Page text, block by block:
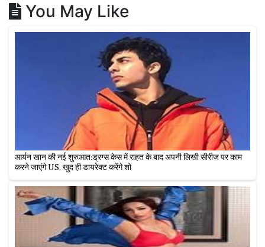
You May Like
आर्यन खान की नई शुरुआत:ड्रग्स केस में राहत के बाद अपनी लिखी सीरीज पर काम
करने जाएंगे US, खुद ही डायरेक्ट करेंगे शो